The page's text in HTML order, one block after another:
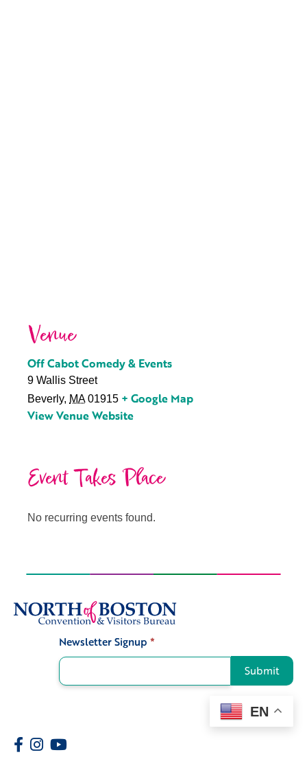
Venue
Off Cabot Comedy & Events
9 Wallis Street
Beverly, MA 01915 + Google Map
View Venue Website
Event Takes Place
No recurring events found.
Newsletter Signup *
Submit
EN